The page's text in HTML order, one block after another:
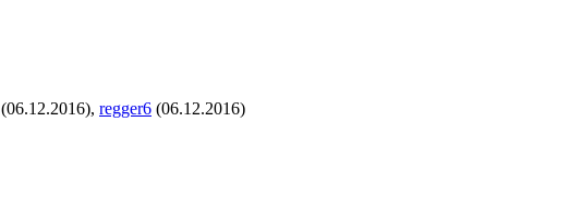
(06.12.2016), regger6 (06.12.2016)